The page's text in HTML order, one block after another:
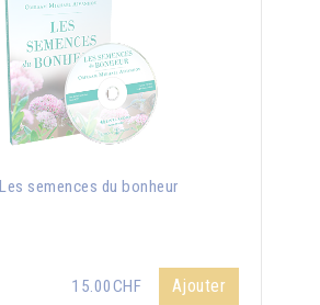
semences du bonheur
15.00CHF Ajouter